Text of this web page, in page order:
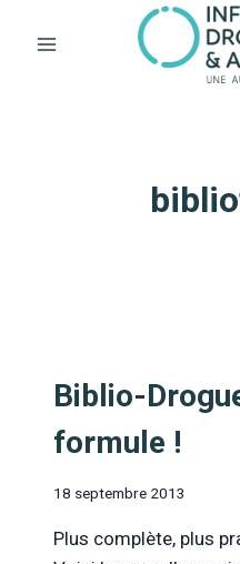
Biblio-
formule !
18 septembre 2013
Plus complète, plus